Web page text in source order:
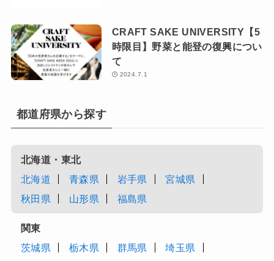
CRAFT SAKE UNIVERSITY【5
時限目】野菜と能登の復興につい
て
2024.7.1
都道府県から探す
北海道・東北
北海道
青森県 岩手県
宮城県
秋田県
山形県 福島県
関東
茨城県
栃木県 群馬県
埼玉県